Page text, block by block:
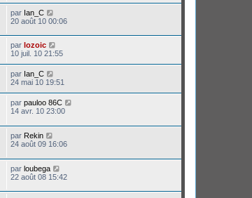
par Ian_C
20 août 10 00:06
par lozoic
10 juil. 10 21:55
par Ian_C
24 mai 10 19:51
par pauloo 86C
14 avr. 10 23:00
par Rekin
24 août 09 16:06
par loubega
22 août 08 15:42